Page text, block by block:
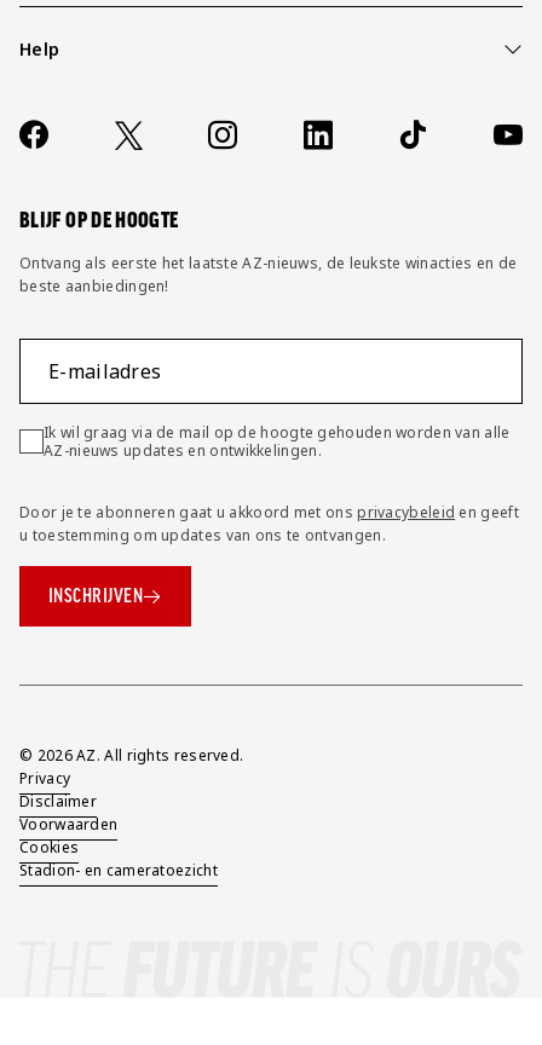
Help
Contact
FAQ
Socials
https://www.facebook.com/AZAlkmaar
X Instagram LinkedIn TikTok
BLIJF OP DE HOOGTE
Ontvang als eerste het laatste AZ-nieuws, de leukste winacties en de
beste aanbiedingen!
E-mailadres
Ik wil graag via de mail op de hoogte gehouden worden van alle
AZ-nieuws updates en ontwikkelingen.
Door je te abonneren gaat u akkoord met onsprivacybeleid en geeft
u toestemming om updates van ons te ontvangen.
INSCHRIJVEN
Overig
© 2026 AZ. All rights reserved.
Privacy
Disclaimer
Voorwaarden
Cookies
Stadion- en cameratoezicht